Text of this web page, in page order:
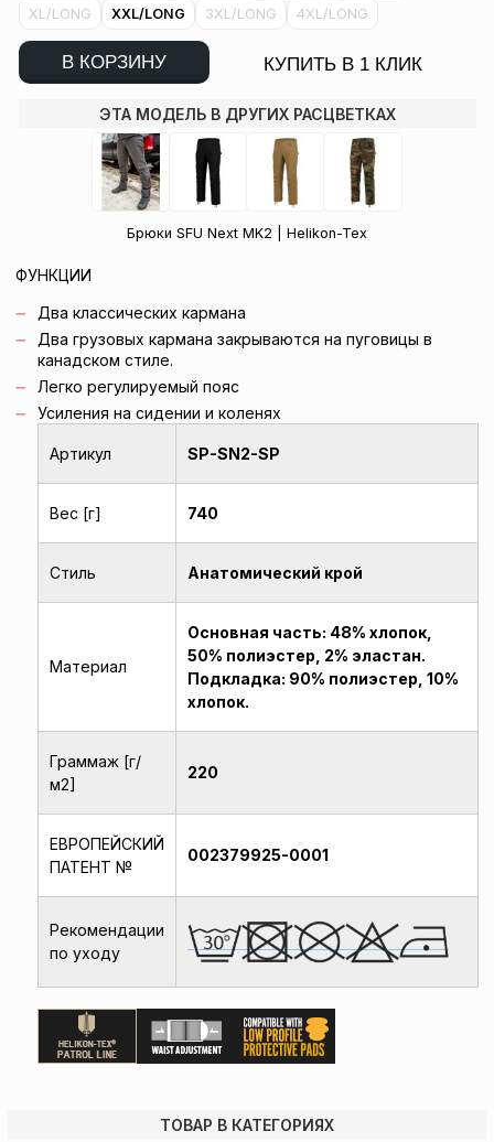
XL/LONG
XXL/LONG 3XL/LONG 4XL/LONG
В КОРЗИНУ КУПИТЬ В 1 КЛИК
ЭТА МОДЕЛЬ В ДРУГИХ РАСЦВЕТКАХ
Брюки SFU Next MK2 | Helikon-Tex
ФУНКЦИИ
Два классических кармана
Два грузовых кармана закрываются на пуговицы в
канадском стиле.
Легко регулируемый пояс
Усиления на сидении и коленях
Артикул SP-SN2-SP
Вес [г] 740
Стиль Анатомический крой
Материал
Основная часть: 48% хлопок,
50% полиэстер, 2% эластан.
Подкладка: 90% полиэстер, 10%
хлопок.
Граммаж [г/
м2]
220
ЕВРОПЕЙСКИЙ
ПАТЕНТ №
002379925-0001
Рекомендации
по уходу
ТОВАР В КАТЕГОРИЯХ